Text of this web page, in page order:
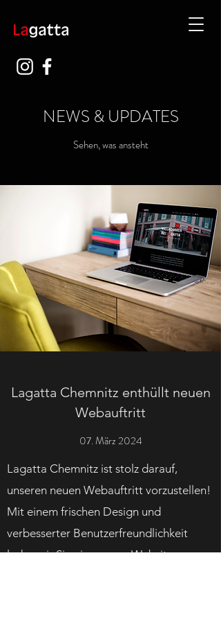
NEWS & UPDATES
Sehen, was ansteht
Lagatta Chemnitz enthüllt neuen
Webauftritt
07. März 2024
Lagatta Chemnitz ist stolz darauf,
unseren neuen Webauftritt vorzustellen!
Mit einem frischen Design und
verbesserter Benutzerfreundlichkeit
laden wir Sie ein, unsere Website zu